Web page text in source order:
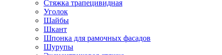
Стяжка трапецивидная
Уголок
Шайбы
Шкант
Шпонка для рамочных фасадов
Шурупы